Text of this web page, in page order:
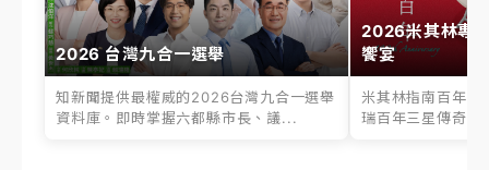
2026 台灣九合一選舉
知新聞提供最權威的2026台灣九合一選舉
資料庫。即時掌握六都縣市長、議...
2026米其林專
饗宴
米其林指南百年之
瑞百年三星傳奇、